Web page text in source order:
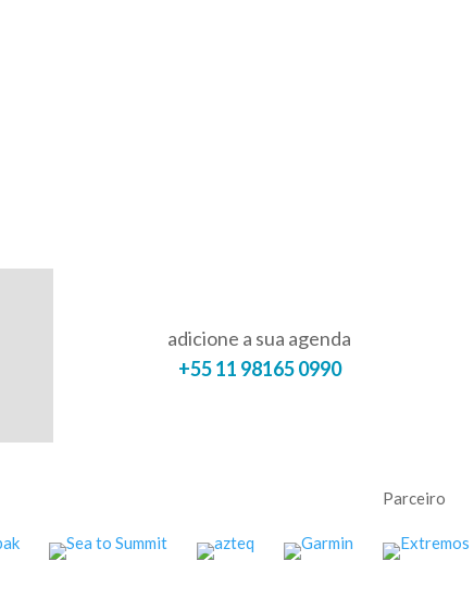
adicione a sua agenda
+55 11 98165 0990
Parceiro